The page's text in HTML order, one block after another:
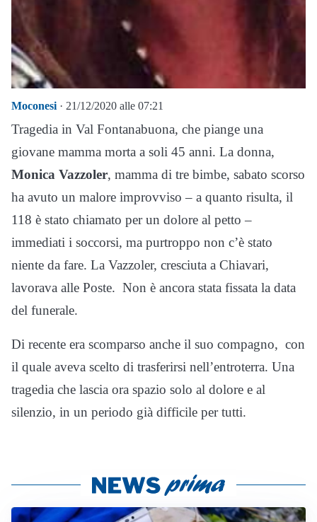
Moconesi · 21/12/2020 alle 07:21
Tragedia in Val Fontanabuona, che piange una
giovane mamma morta a soli 45 anni. La donna,
Monica Vazzoler, mamma di tre bimbe, sabato scorso
ha avuto un malore improvviso – a quanto risulta, il
118 è stato chiamato per un dolore al petto –
immediati i soccorsi, ma purtroppo non c’è stato
niente da fare. La Vazzoler, cresciuta a Chiavari,
lavorava alle Poste. Non è ancora stata fissata la data
del funerale.
Di recente era scomparso anche il suo compagno, con
il quale aveva scelto di trasferirsi nell’entroterra. Una
tragedia che lascia ora spazio solo al dolore e al
silenzio, in un periodo già difficile per tutti.